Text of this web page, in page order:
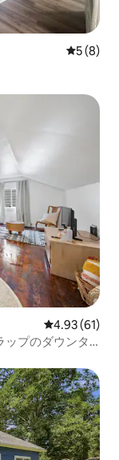
レビュー
5 (8)
レビュー61
4.93 (61)
プのダウンタ